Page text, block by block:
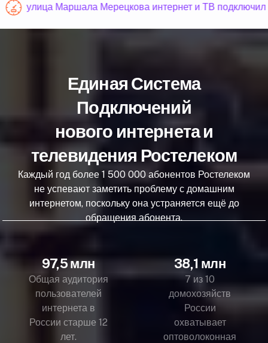
улица Маршала Мерецкова интернет и ТВ подключили
Единая Система
Подключений
нового интернета и
телевидения Ростелеком
Каждый год более 1 500 000 абонентов Ростелеком
не успевают заметить проблему с домашним
интернетом, поскольку она устраняется ещё до
обращения абонента.
97,5 млн
Общая аудитория
пользователей
интернета в
России старше 12
лет.
38,1 млн
7 из 10
домохозяйств
России
охватывает
оптоволоконная